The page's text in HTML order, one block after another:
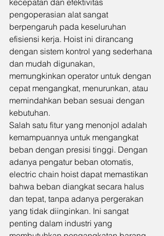
kecepatan dan efektivitas
pengoperasian alat sangat
berpengaruh pada keseluruhan
efisiensi kerja. Hoist ini dirancang
dengan sistem kontrol yang sederhana
dan mudah digunakan,
memungkinkan operator untuk dengan
cepat mengangkat, menurunkan, atau
memindahkan beban sesuai dengan
kebutuhan.
Salah satu fitur yang menonjol adalah
kemampuannya untuk mengangkat
beban dengan presisi tinggi. Dengan
adanya pengatur beban otomatis,
electric chain hoist dapat memastikan
bahwa beban diangkat secara halus
dan tepat, tanpa adanya pergerakan
yang tidak diinginkan. Ini sangat
penting dalam industri yang